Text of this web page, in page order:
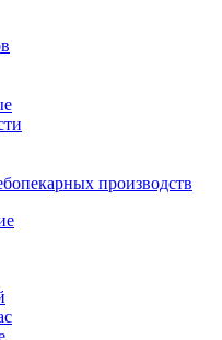
производств